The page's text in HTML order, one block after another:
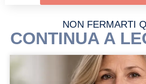
NON FERMARTI
CONTINUA A